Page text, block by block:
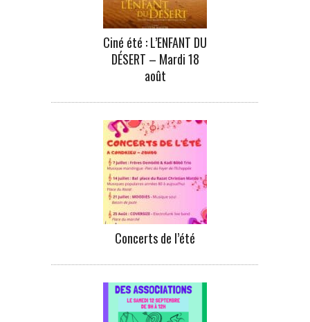
Ciné été : L’ENFANT DU
DÉSERT – Mardi 18
août
Concerts de l’été